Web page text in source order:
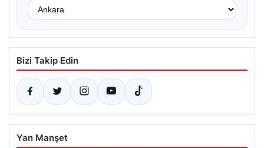
Bizi Takip Edin
Yan Manşet